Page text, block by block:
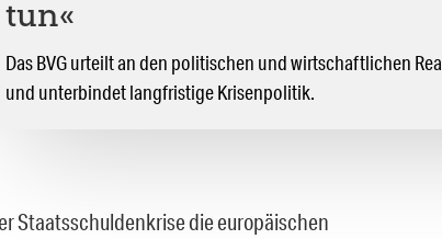
tun«
Das BVG urteilt an den politischen und wirtschaftlichen
und unterbindet langfristige Krisenpolitik.
Staatsschuldenkrise die europäischen